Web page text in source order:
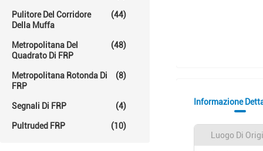
Pulitore Del Corridore
Della Muffa
(44)
Metropolitana Del
Quadrato Di FRP
(48)
Metropolitana Rotonda Di
FRP
(8)
Segnali Di FRP (4)
Pultruded FRP (10)
Informazione
Luogo Di